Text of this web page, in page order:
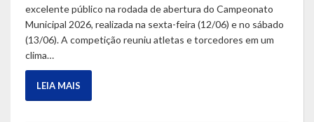
LDO – Lei de Diretrizes Orçamentárias
Acesso à Informação
Transparência
excelente público na rodada de abertura do Campeonato
Municipal 2026, realizada na sexta-feira (12/06) e no sábado
(13/06). A competição reuniu atletas e torcedores em um
clima…
LEIA MAIS